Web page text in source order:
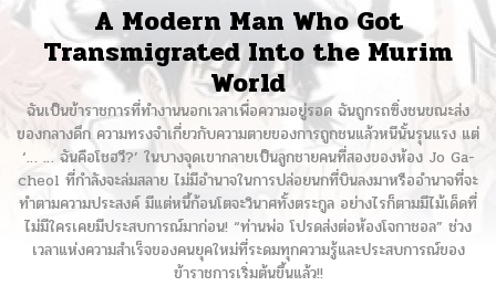
A Modern Man Who Got
Transmigrated Into the Murim
World
ฉันเป็นข้าราชการที่ทำงานนอกเวลาเพื่อความอยู่รอด ฉันถูกรถซิ่งชนขณะส่ง
ของกลางดึก ความทรงจำเกี่ยวกับความตายของการถูกชนแล้วหนีนั้นรุนแรง แต่
‘… … ฉันคือโชฮวี?’ ในบางจุดเขากลายเป็นลูกชายคนที่สองของห้อง Jo Ga-
cheol ที่กำลังจะล่มสลาย ไม่มีอำนาจในการปล่อยนกที่บินลงมาหรืออำนาจที่จะ
ทำตามความประสงค์ มีแต่หนี้ก้อนโตจะวินาศทั้งตระกูล อย่างไรก็ตามมีไม้เด็ดที่
ไม่มีใครเคยมีประสบการณ์มาก่อน! “ท่านพ่อ โปรดส่งต่อห้องโจกาชอล” ช่วง
เวลาแห่งความสำเร็จของคนยุคใหม่ที่ระดมทุกความรู้และประสบการณ์ของ
ข้าราชการเริ่มต้นขึ้นแล้ว!!